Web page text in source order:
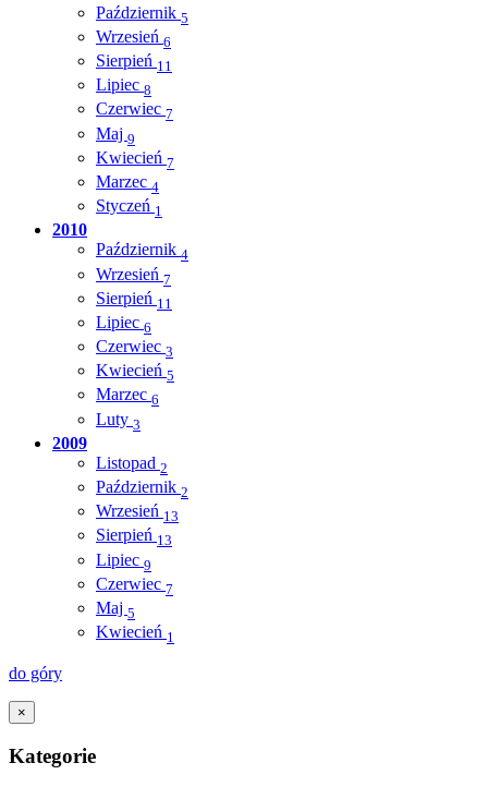
Październik 5
Wrzesień 6
Sierpień 11
Lipiec 8
Czerwiec 7
Maj 9
Kwiecień 7
Marzec 4
Styczeń 1
2010
Październik 4
Wrzesień 7
Sierpień 11
Lipiec 6
Czerwiec 3
Kwiecień 5
Marzec 6
Luty 3
2009
Listopad 2
Październik 2
Wrzesień 13
Sierpień 13
Lipiec 9
Czerwiec 7
Maj 5
Kwiecień 1
do góry
×
Kategorie